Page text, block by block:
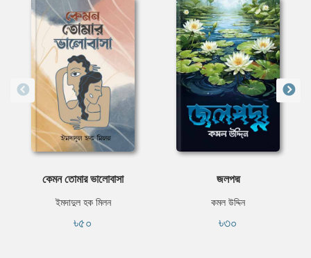
কেমন তোমার ভালোবাসা
ইমদাদুল হক মিলন
৳৫০
জলপদ্ম
কমল উদ্দিন
৳৩০